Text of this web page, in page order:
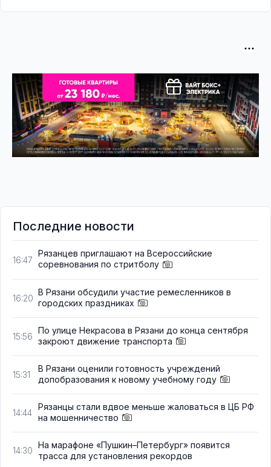
Последние новости
16:47
Рязанцев приглашают на Всероссийские
соревнования по стритболу
16:20
В Рязани обсудили участие ремесленников в
городских праздниках
15:56
По улице Некрасова в Рязани до конца сентября
закроют движение транспорта
15:31
В Рязани оценили готовность учреждений
допобразования к новому учебному году
14:44
Рязанцы стали вдвое меньше жаловаться в ЦБ РФ
на мошенничество
14:30
На марафоне «Пушкин–Петербург» появится
трасса для установления рекордов